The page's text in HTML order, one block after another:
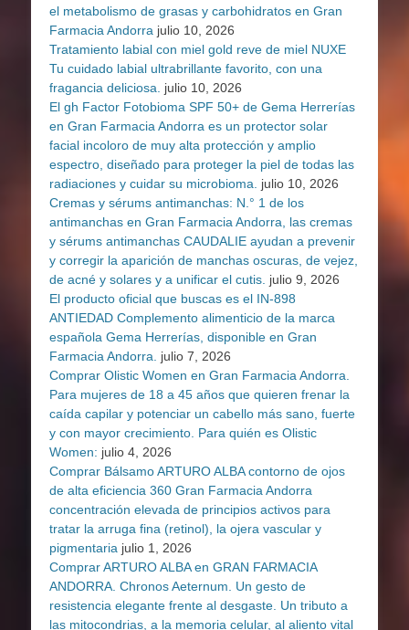
el metabolismo de grasas y carbohidratos en Gran
Farmacia Andorra julio 10, 2026
Tratamiento labial con miel gold reve de miel NUXE
Tu cuidado labial ultrabrillante favorito, con una
fragancia deliciosa.
julio 10, 2026
El gh Factor Fotobioma SPF 50+ de Gema Herrerías
en Gran Farmacia Andorra es un protector solar
facial incoloro de muy alta protección y amplio
espectro, diseñado para proteger la piel de todas las
radiaciones y cuidar su microbioma.
julio 10, 2026
Cremas y sérums antimanchas: N.° 1 de los
antimanchas en Gran Farmacia Andorra, las cremas
y sérums antimanchas CAUDALIE ayudan a prevenir
y corregir la aparición de manchas oscuras, de vejez,
de acné y solares y a unificar el cutis. julio 9, 2026
El producto oficial que buscas es el IN-898
ANTIEDAD Complemento alimenticio de la marca
española Gema Herrerías, disponible en Gran
Farmacia Andorra.
julio 7, 2026
Comprar Olistic Women en Gran Farmacia Andorra.
Para mujeres de 18 a 45 años que quieren frenar la
caída capilar y potenciar un cabello más sano, fuerte
y con mayor crecimiento. Para quién es Olistic
Women: julio 4, 2026
Comprar Bálsamo ARTURO ALBA contorno de ojos
de alta eficiencia 360 Gran Farmacia Andorra
concentración elevada de principios activos para
tratar la arruga fina (retinol), la ojera vascular y
pigmentaria julio 1, 2026
Comprar ARTURO ALBA en GRAN FARMACIA
ANDORRA. Chronos Aeternum. Un gesto de
resistencia elegante frente al desgaste. Un tributo a
las mitocondrias, a la memoria celular, al aliento vital